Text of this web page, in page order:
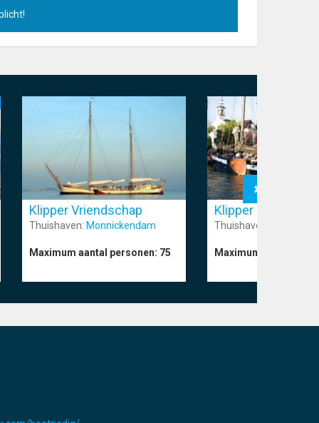
Klipper Vriendschap
Thuishaven: Monnickendam
Maximum aantal personen: 75
Klipper Hoge Wier
Thuishaven:
Maximum aantal